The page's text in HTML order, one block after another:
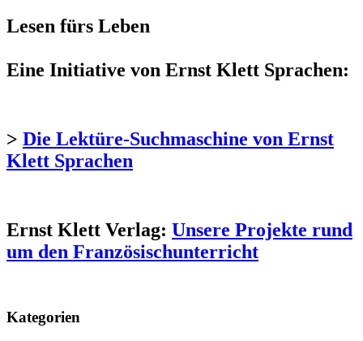
Lesen fürs Leben
Eine Initiative von Ernst Klett Sprachen:
> Die Lektüre-Suchmaschine von Ernst
Klett Sprachen
Ernst Klett Verlag: Unsere Projekte rund
um den Französischunterricht
Kategorien